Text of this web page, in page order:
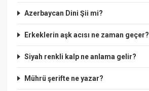
Azerbaycan Dini Şii mi?
Erkeklerin aşk acısı ne zaman geçer?
Siyah renkli kalp ne anlama gelir?
Mührü şerifte ne yazar?